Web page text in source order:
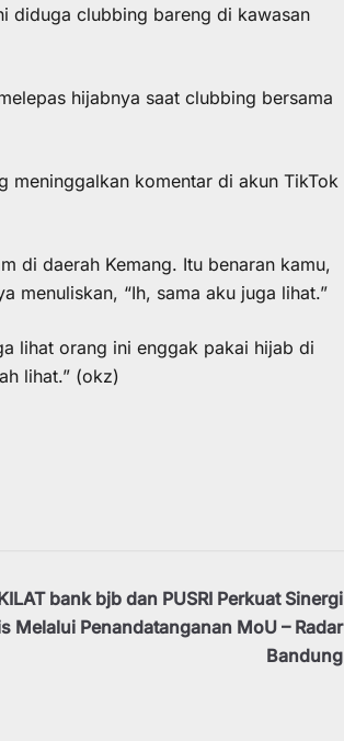
diduga clubbing bareng di kawasan
hijabnya saat clubbing bersama
meninggalkan komentar di akun TikTok
di daerah Kemang. Itu benaran kamu,
menuliskan, “Ih, sama aku juga lihat.”
lihat orang ini enggak pakai hijab di
lihat.” (okz)
bank bjb dan PUSRI Perkuat Sinergi
Melalui Penandatanganan MoU – Radar
Bandung